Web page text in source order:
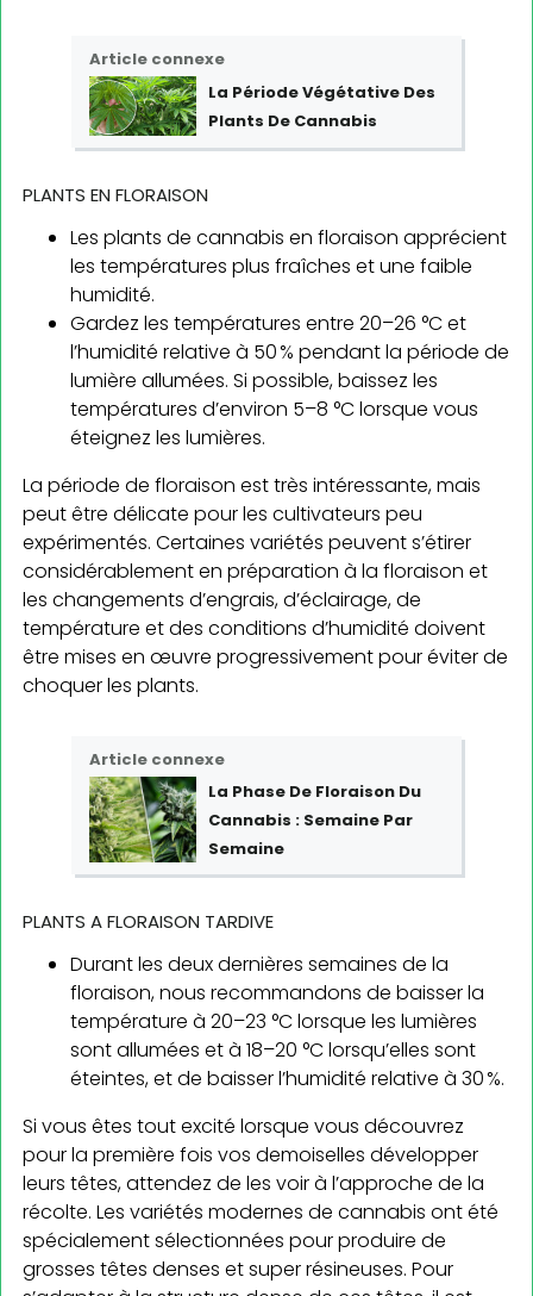
Article connexe
La Période Végétative Des
Plants De Cannabis
PLANTS EN FLORAISON
Les plants de cannabis en floraison apprécient
les températures plus fraîches et une faible
humidité.
Gardez les températures entre 20–26 °C et
l’humidité relative à 50 % pendant la période de
lumière allumées. Si possible, baissez les
températures d’environ 5–8 °C lorsque vous
éteignez les lumières.
La période de floraison est très intéressante, mais
peut être délicate pour les cultivateurs peu
expérimentés. Certaines variétés peuvent s’étirer
considérablement en préparation à la floraison et
les changements d’engrais, d’éclairage, de
température et des conditions d’humidité doivent
être mises en œuvre progressivement pour éviter de
choquer les plants.
Article connexe
La Phase De Floraison Du
Cannabis : Semaine Par
Semaine
PLANTS A FLORAISON TARDIVE
Durant les deux dernières semaines de la
floraison, nous recommandons de baisser la
température à 20–23 °C lorsque les lumières
sont allumées et à 18–20 °C lorsqu’elles sont
éteintes, et de baisser l’humidité relative à 30 %.
Si vous êtes tout excité lorsque vous découvrez
pour la première fois vos demoiselles développer
leurs têtes, attendez de les voir à l’approche de la
récolte. Les variétés modernes de cannabis ont été
spécialement sélectionnées pour produire de
grosses têtes denses et super résineuses. Pour